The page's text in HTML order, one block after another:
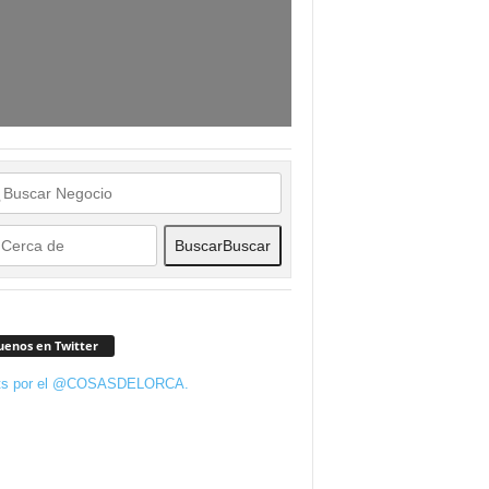
BuscarBuscar
en Twitter
por el @COSASDELORCA.